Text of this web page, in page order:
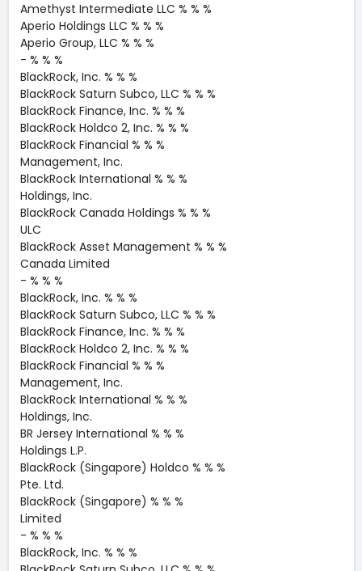
Amethyst Intermediate LLC % % %
Aperio Holdings LLC % % %
Aperio Group, LLC % % %
- % % %
BlackRock, Inc. % % %
BlackRock Saturn Subco, LLC % % %
BlackRock Finance, Inc. % % %
BlackRock Holdco 2, Inc. % % %
BlackRock Financial % % %
Management, Inc.
BlackRock International % % %
Holdings, Inc.
BlackRock Canada Holdings % % %
ULC
BlackRock Asset Management % % %
Canada Limited
- % % %
BlackRock, Inc. % % %
BlackRock Saturn Subco, LLC % % %
BlackRock Finance, Inc. % % %
BlackRock Holdco 2, Inc. % % %
BlackRock Financial % % %
Management, Inc.
BlackRock International % % %
Holdings, Inc.
BR Jersey International % % %
Holdings L.P.
BlackRock (Singapore) Holdco % % %
Pte. Ltd.
BlackRock (Singapore) % % %
Limited
- % % %
BlackRock, Inc. % % %